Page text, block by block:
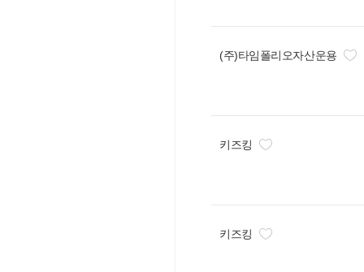
(주)타임폴리오자산운용
키즈킹
키즈킹